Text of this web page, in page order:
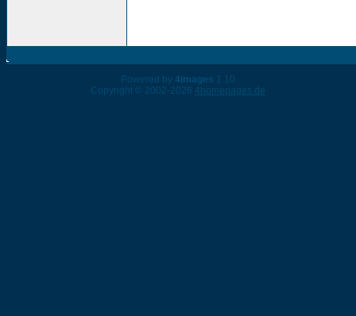
Powered by 4images 1.10
Copyright © 2002-2026 4homepages.de